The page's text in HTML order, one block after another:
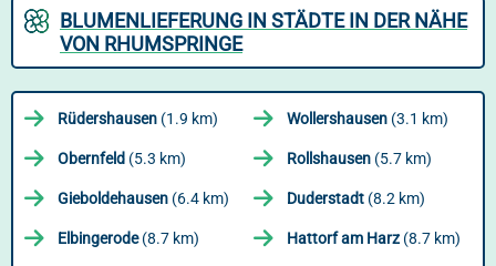
BLUMENLIEFERUNG IN STÄDTE IN DER NÄHE
VON RHUMSPRINGE
Rüdershausen (1.9 km) Wollershausen (3.1 km)
Obernfeld (5.3 km) Rollshausen (5.7 km)
Gieboldehausen (6.4 km) Duderstadt (8.2 km)
Elbingerode(8.7 km) Hattorf am Harz (8.7 km)